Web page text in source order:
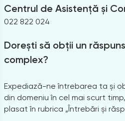
Centrul de Asistență și
022 822 024
Dorești să obții un
complex?
Expediază-ne întrebarea ta și
din domeniu în cel mai scurt
plasat în rubrica „Întrebări și